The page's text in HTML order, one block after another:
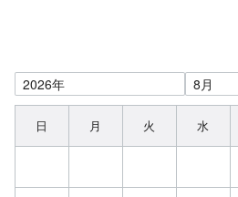
日 月 火 水